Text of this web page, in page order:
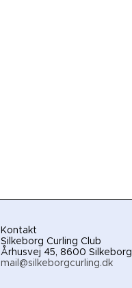
Kontakt
Silkeborg Curling Club
Århusvej 45, 8600 Silkeborg
mail@silkeborgcurling.dk